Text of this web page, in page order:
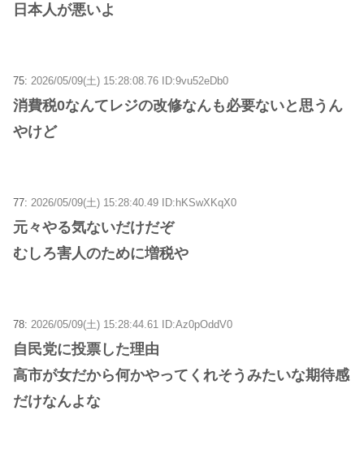
日本人が悪いよ
75: 2026/05/09(土) 15:28:08.76 ID:9vu52eDb0
消費税0なんてレジの改修なんも必要ないと思うん
やけど
77: 2026/05/09(土) 15:28:40.49 ID:hKSwXKqX0
元々やる気ないだけだぞ
むしろ害人のために増税や
78: 2026/05/09(土) 15:28:44.61 ID:Az0pOddV0
自民党に投票した理由
高市が女だから何かやってくれそうみたいな期待感
だけなんよな